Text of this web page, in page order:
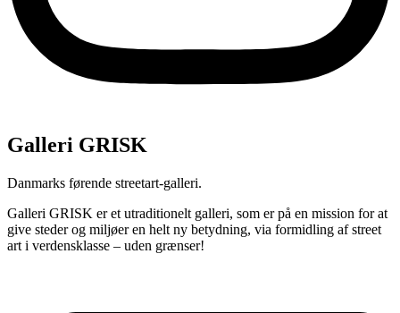
Galleri GRISK
Danmarks førende streetart-galleri.
Galleri GRISK er et utraditionelt galleri, som er på en mission for at
give steder og miljøer en helt ny betydning, via formidling af street
art i verdensklasse – uden grænser!